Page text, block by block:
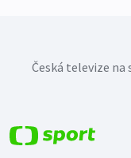
Česká televize